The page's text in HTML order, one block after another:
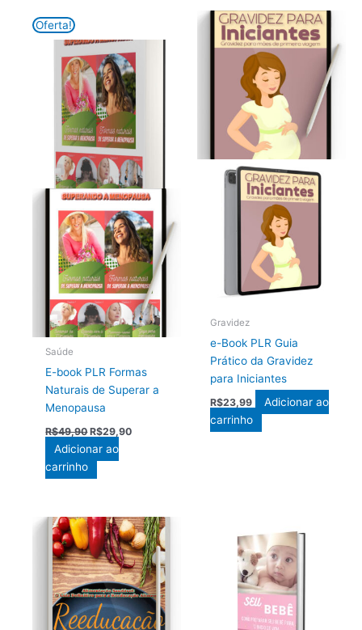
Oferta!
Saúde
E-book PLR Formas
Naturais de Superar a
Menopausa
R$49,90O
preço
original
R$49,90.
R$29,90O
Adicionar ao
carrinho
Gravidez
e-Book PLR Guia
Prático da Gravidez
para Iniciantes
R$23,99
Adicionar ao
carrinho